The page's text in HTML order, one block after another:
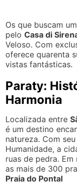
Os que buscam
peloCasa di
Veloso. Com
oferece quarenta
vistas fantásticas.
Paraty:
Harmonia
Localizada entre
é um destino
natureza. Com
Humanidade, a
ruas de pedra.
as mais de 300
Praia do Pontal